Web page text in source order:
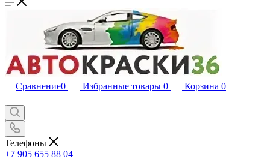
Сравнение0 Избранные товары 0 Корзина 0
Телефоны
+7 905 655 88 04